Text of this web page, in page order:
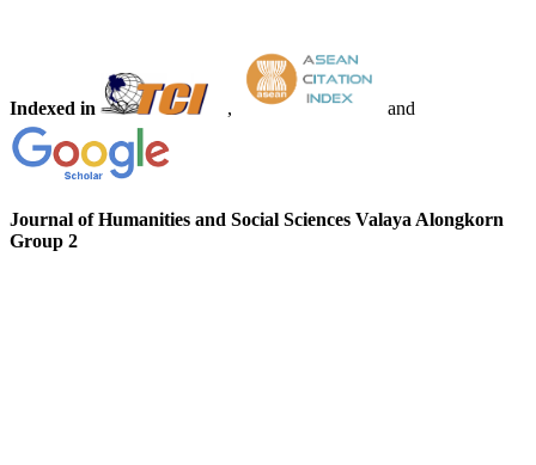
Indexed in , and
Journal of Humanities and Social Sciences Valaya Alongkorn
Group 2